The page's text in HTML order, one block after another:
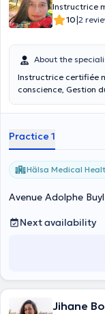
Instructrice
10|2
About the
Instructrice certifiée
conscience, Gestion
Practice 1
Hälsa Medical
Avenue Adolphe
Next availability
Jihane